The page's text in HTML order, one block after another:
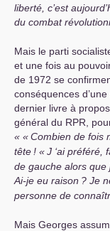
liberté, c’est
du combat
Mais le parti
et une fois au
de 1972 se
conséquences
dernier livre à
général du RPR ,
«Combien de fois
tête ! «J ‘ai préféré,
de gauche alors que
Ai-je eu raison ? Je
personne de
Mais Georges